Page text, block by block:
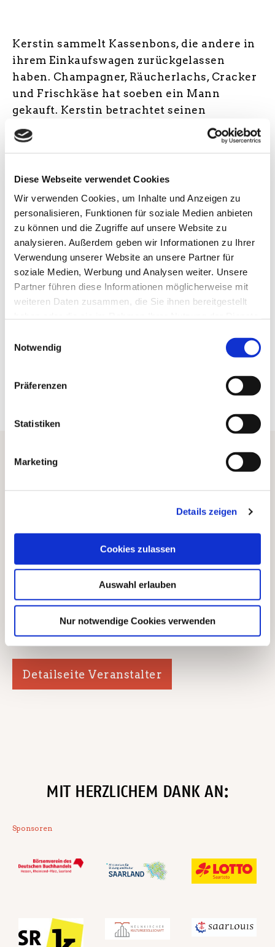
Diese Webseite verwendet Cookies
Wir verwenden Cookies, um Inhalte und Anzeigen zu
personalisieren, Funktionen für soziale Medien anbieten
zu können und die Zugriffe auf unsere Website zu
analysieren. Außerdem geben wir Informationen zu Ihrer
Verwendung unserer Website an unsere Partner für
soziale Medien, Werbung und Analysen weiter. Unsere
Partner führen diese Informationen möglicherweise mit
weiteren Daten zusammen, die Sie ihnen bereitgestellt
Cookies, wenn Sie unsere Webseite weiterhin nutzen.
Notwendig
Präferenzen
Statistiken
Marketing
Details zeigen
Cookies zulassen
Auswahl erlauben
Nur notwendige Cookies verwenden
Kerstin sammelt Kassenbons, die andere in
ihrem Einkaufswagen zurückgelassen
haben. Champagner, Räucherlachs, Cracker
und Frischkäse hat soeben ein Mann
gekauft. Kerstin betrachtet seinen
Kassenzettel und malt sich aus, wie und mit
wem er wohl den Abend verbringen wird. So
anderer hineindenkt, so ideenreich und
originell führt Marina Berscheid die
Leserinnen und Leser durch ihre
Erzählungen und in das Leben anderer
Menschen.
– Website Autor*in
buchkultur schwartz
Frankenholzer Straße 2 66450 Bexbach
Diese Location istnichtbarrierefrei.
buchkultur schwartz
buchkultur@buchhandlungschwartz.de
Detailseite Veranstalter
MIT HERZLICHEM DANK AN:
Sponsoren